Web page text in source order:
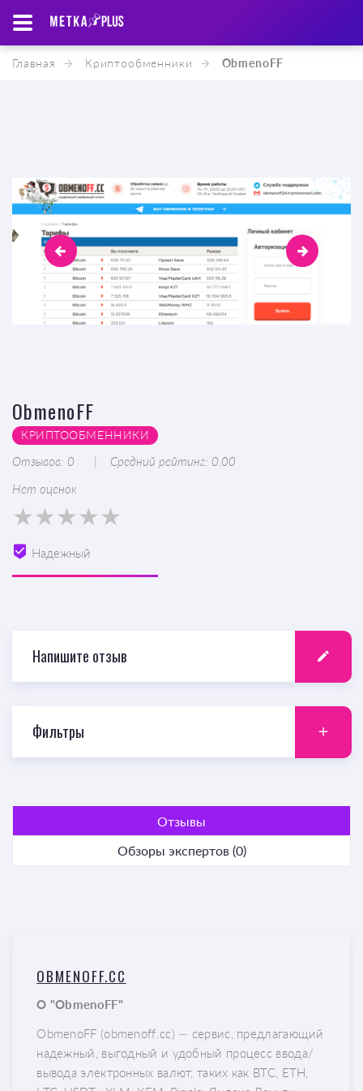
Главная Криптообменники ObmenoFF
ObmenoFF
КРИПТООБМЕННИКИ
Отзывов: 0
Средний рейтинг: 0.00
Нет оценок
Надежный
Напишите отзыв
Фильтры
Отзывы
Обзоры экспертов (0)
OBMENOFF.CC
О "ObmenoFF"
ObmenoFF (obmenoff.cc) — сервис, предлагающий
надежный, выгодный и удобный процесс ввода/
вывода электронных валют, таких как BTC, ETH,